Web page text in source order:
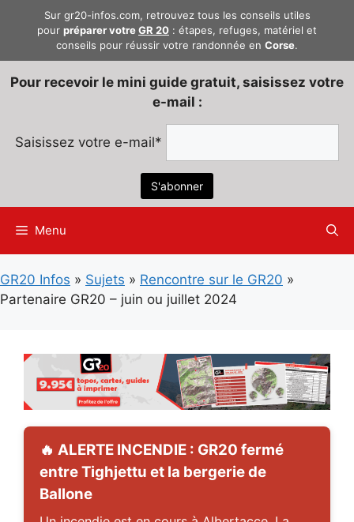
Sur gr20-infos.com, retrouvez tous les conseils utiles
pour préparer votreGR 20 : étapes, refuges, matériel et
conseils pour réussir votre randonnée en Corse.
Pour recevoir le mini guide gratuit, saisissez votre
e-mail :
Saisissez votre e-mail*
Menu
GR20 Infos » Sujets » Rencontre sur le GR20 »
Partenaire GR20 – juin ou juillet 2024
🔥 ALERTE INCENDIE : GR20 fermé
entre Tighjettu et la bergerie de
Ballone